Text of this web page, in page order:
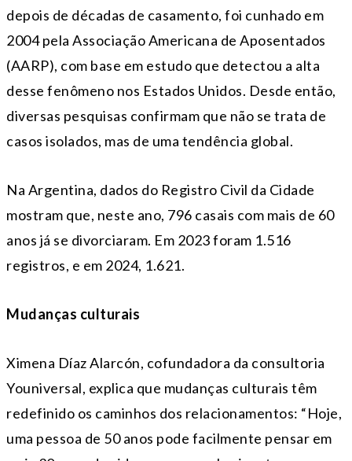
depois de décadas de casamento, foi cunhado em
2004 pela Associação Americana de Aposentados
(AARP), com base em estudo que detectou a alta
desse fenômeno nos Estados Unidos. Desde então,
diversas pesquisas confirmam que não se trata de
casos isolados, mas de uma tendência global.
Na Argentina, dados do Registro Civil da Cidade
mostram que, neste ano, 796 casais com mais de 60
anos já se divorciaram. Em 2023 foram 1.516
registros, e em 2024, 1.621.
Mudanças culturais
Ximena Díaz Alarcón, cofundadora da consultoria
Youniversal, explica que mudanças culturais têm
redefinido os caminhos dos relacionamentos: “Hoje,
uma pessoa de 50 anos pode facilmente pensar em